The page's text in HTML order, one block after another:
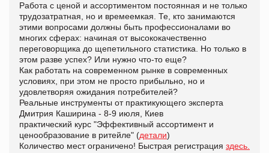
Работа с ценой и ассортиментом постоянная и не только
трудозатратная, но и времеемкая. Те, кто занимаются
этими вопросами должны быть профессионалами во
многих сферах: начиная от высококачественно
переговорщика до щепетильного статистика. Но только в
этом разве успех? Или нужно что-то еще?
Как работать на современном рынке в современных
условиях, при этом не просто прибыльно, но и
удовлетворяя ожидания потребителей?
Реальные инструменты от практикующего эксперта
Дмитрия Каширина - 8-9 июля, Киев
практический курс "Эффективный ассортимент и
ценообразование в ритейле" (детали)
Количество мест ограничено! Быстрая регистрация здесь.